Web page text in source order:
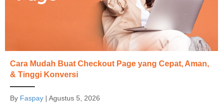
Cara Mudah Buat Checkout Page yang Cepat, Aman,
& Tinggi Konversi
By Faspay | Agustus 5, 2026